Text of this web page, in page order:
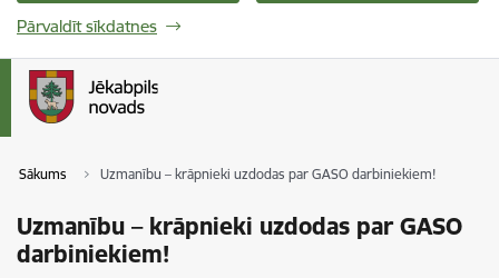
Pārvaldīt sīkdatnes
Sākums Uzmanību – krāpnieki uzdodas par GASO darbiniekiem!
Uzmanību – krāpnieki uzdodas par GASO
darbiniekiem!